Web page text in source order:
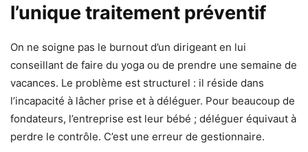
l’unique traitement préventif
On ne soigne pas le burnout d’un dirigeant en lui
conseillant de faire du yoga ou de prendre une semaine de
vacances. Le problème est structurel : il réside dans
l’incapacité à lâcher prise et à déléguer. Pour beaucoup de
fondateurs, l’entreprise est leur bébé ; déléguer équivaut à
perdre le contrôle. C’est une erreur de gestionnaire.